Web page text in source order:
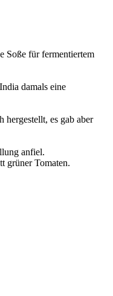
Soße für fermentiertem
damals eine
hergestellt, es gab aber
anfiel.
grüner Tomaten.